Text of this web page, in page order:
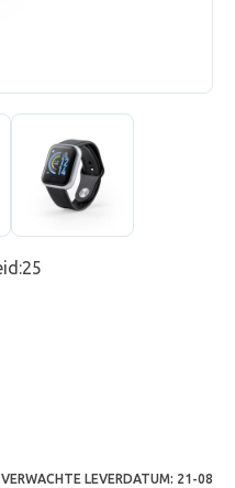
25
VERWACHTE LEVERDATUM: 21-08